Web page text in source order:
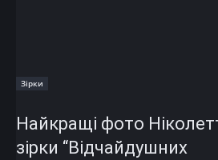
Зірки
Найкращі фото
зірки “Відчайдушних